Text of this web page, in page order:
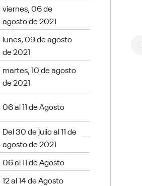
viernes, 06 de
agosto de 2021
lunes, 09 de agosto
de 2021
martes, 10 de agosto
de 2021
06 al 11 de Agosto
Del 30 de julio al 11 de
agosto de 2021
06 al 11 de Agosto
12 al 14 de Agosto